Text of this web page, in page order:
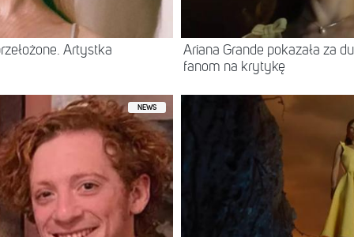
Artystka
Ariana Grande pokazała za
fanom na krytykę
NEWS